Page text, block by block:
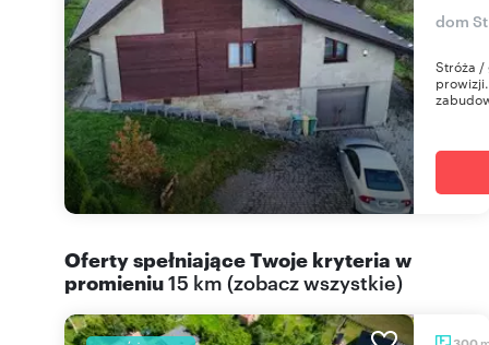
dom
Stróża /
Oferty spełniające Twoje kryteria w
promieniu15 km (zobacz wszystkie)